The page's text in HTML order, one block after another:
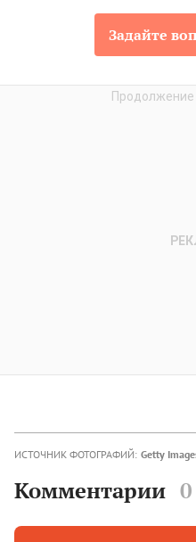
Задайте
ИСТОЧНИК ФОТОГРАФИЙ: Getty
Комментарии 0